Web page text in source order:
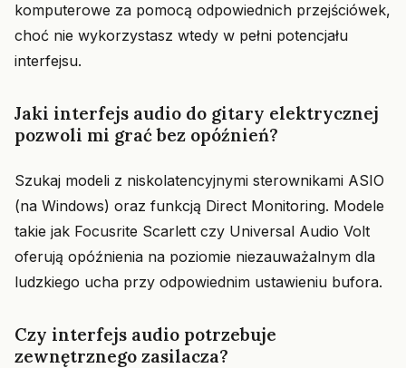
komputerowe za pomocą odpowiednich przejściówek,
choć nie wykorzystasz wtedy w pełni potencjału
interfejsu.
Jaki interfejs audio do gitary elektrycznej
pozwoli mi grać bez opóźnień?
Szukaj modeli z niskolatencyjnymi sterownikami ASIO
(na Windows) oraz funkcją Direct Monitoring. Modele
takie jak Focusrite Scarlett czy Universal Audio Volt
oferują opóźnienia na poziomie niezauważalnym dla
ludzkiego ucha przy odpowiednim ustawieniu bufora.
Czy interfejs audio potrzebuje
zewnętrznego zasilacza?